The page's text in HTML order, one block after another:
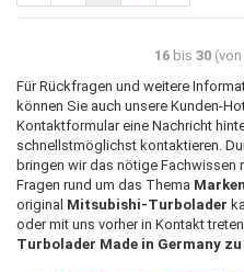
16 bis 30
Für Rückfragen und weitere
können Sie auch unsere Kunden-
Kontaktformular eine Nachricht
schnellstmöglichst kontaktieren.
bringen wir das nötige Fachwissen
Fragen rund um das Thema
original Mitsubishi-Turbolader
oder mit uns vorher in Kontakt treten.
Turbolader Made in Germany